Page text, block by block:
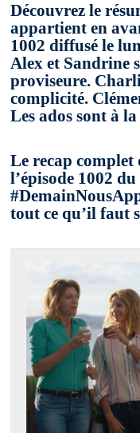
Découvrez le
appartient en
1002 diffusé le
Alex et Sandrine
proviseure.
complicité.
Les ados sont à
Le recap
l’épisode 1002
tout ce qu’il faut